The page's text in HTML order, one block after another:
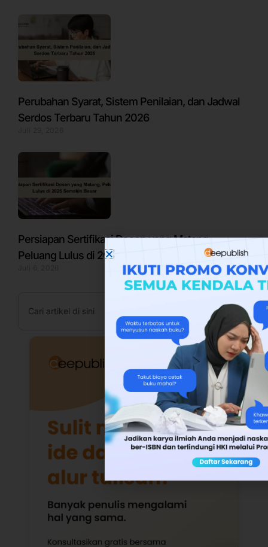
Perubahan Syarat, Sistem Penilaian, dan Jadwal
Serdos Terbaru Tahun 2026
Persiapan Sertifikasi Dosen yang Matang,
Peluang Lulus di 2026 Semakin Besar
Cari